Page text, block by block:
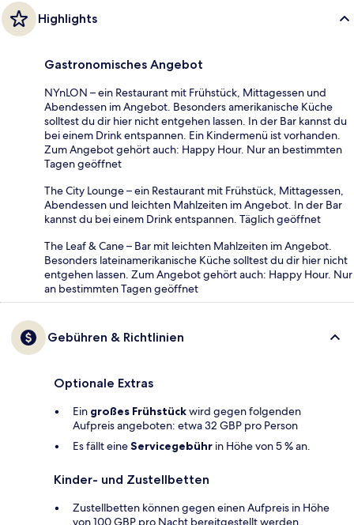
Highlights
Gastronomisches Angebot
NYnLON – ein Restaurant mit Frühstück, Mittagessen und
Abendessen im Angebot. Besonders amerikanische Küche
solltest du dir hier nicht entgehen lassen. In der Bar kannst du
bei einem Drink entspannen. Ein Kindermenü ist vorhanden.
Zum Angebot gehört auch: Happy Hour. Nur an bestimmten
Tagen geöffnet
The City Lounge – ein Restaurant mit Frühstück, Mittagessen,
Abendessen und leichten Mahlzeiten im Angebot. In der Bar
kannst du bei einem Drink entspannen. Täglich geöffnet
The Leaf & Cane – Bar mit leichten Mahlzeiten im Angebot.
Besonders lateinamerikanische Küche solltest du dir hier nicht
entgehen lassen. Zum Angebot gehört auch: Happy Hour. Nur
an bestimmten Tagen geöffnet
Gebühren & Richtlinien
Optionale Extras
Ein großes Frühstückwird gegen folgenden
Aufpreis angeboten: etwa 32 GBP pro Person
Es fällt eineServicegebühr in Höhe von 5 % an.
Kinder- und Zustellbetten
Zustellbetten können gegen einen Aufpreis in Höhe
von 100 GBP pro Nacht bereitgestellt werden.